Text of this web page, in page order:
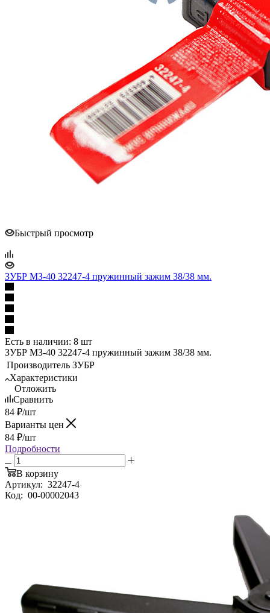
Быстрый просмотр
ЗУБР МЗ-40 32247-4 пружинный зажим 38/38 мм.
Есть в наличии: 8 шт
ЗУБР МЗ-40 32247-4 пружинный зажим 38/38 мм.
Производитель ЗУБР
Характеристики
Отложить
Сравнить
84 ₽/шт
Варианты цен
84 ₽/шт
Подробности
В корзину
Артикул: 32247-4
Код: 00-00002043